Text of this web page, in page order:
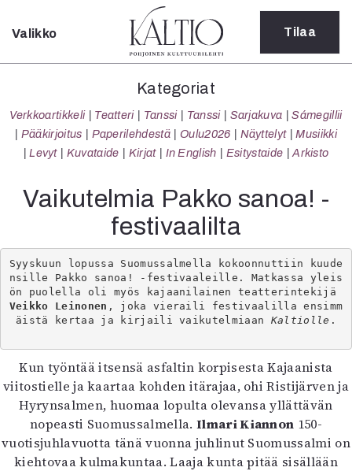
Sulje
Kategoriat
Verkkoartikkeli
Teatteri
Tanssi
Sarjakuva
Sámegillii
Pääkirjoitus
Paperilehdestä
Oulu2026
Näyttelyt
Musiikki
Levyt
Kirjat
In English
Esitystaide
Arkisto
Lehdet
Valikko Tilaa
Kategoriat
Verkkoartikkeli Teatteri Tanssi Tanssi Sarjakuva
Sámegillii
Pääkirjoitus
Paperilehdestä Oulu2026 Näyttelyt
Musiikki
Levyt
Kuvataide Kirjat In English Esitystaide Arkisto
Vaikutelmia Pakko sanoa! -
festivaalilta
Syyskuun lopussa Suomussalmella kokoonnuttiin kuude
nsille Pakko sanoa! -festivaaleille. Matkassa yleis
Veikko Leinonen , joka vieraili festivaalilla ensimm
äistä kertaa ja kirjaili vaikutelmiaan Kaltiolle .
Kun työntää itsensä asfaltin korpisesta Kajaanista
viitostielle ja kaartaa kohden itärajaa, ohi Ristijärven ja
Hyrynsalmen, huomaa lopulta olevansa yllättävän
nopeasti Suomussalmella. Ilmari Kiannon 150-
vuotisjuhlavuotta tänä vuonna juhlinut Suomussalmi on
kiehtovaa kulmakuntaa. Laaja kunta pitää sisällään